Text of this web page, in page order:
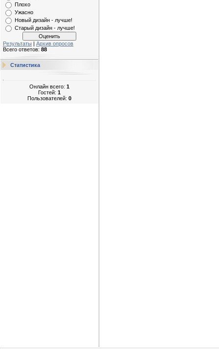
Плохо
Ужасно
Новый дизайн - лучше!
Старый дизайн - лучше!
Результаты | Архив опросов
Всего ответов: 88
Статистика
Онлайн всего: 1
Гостей: 1
Пользователей: 0